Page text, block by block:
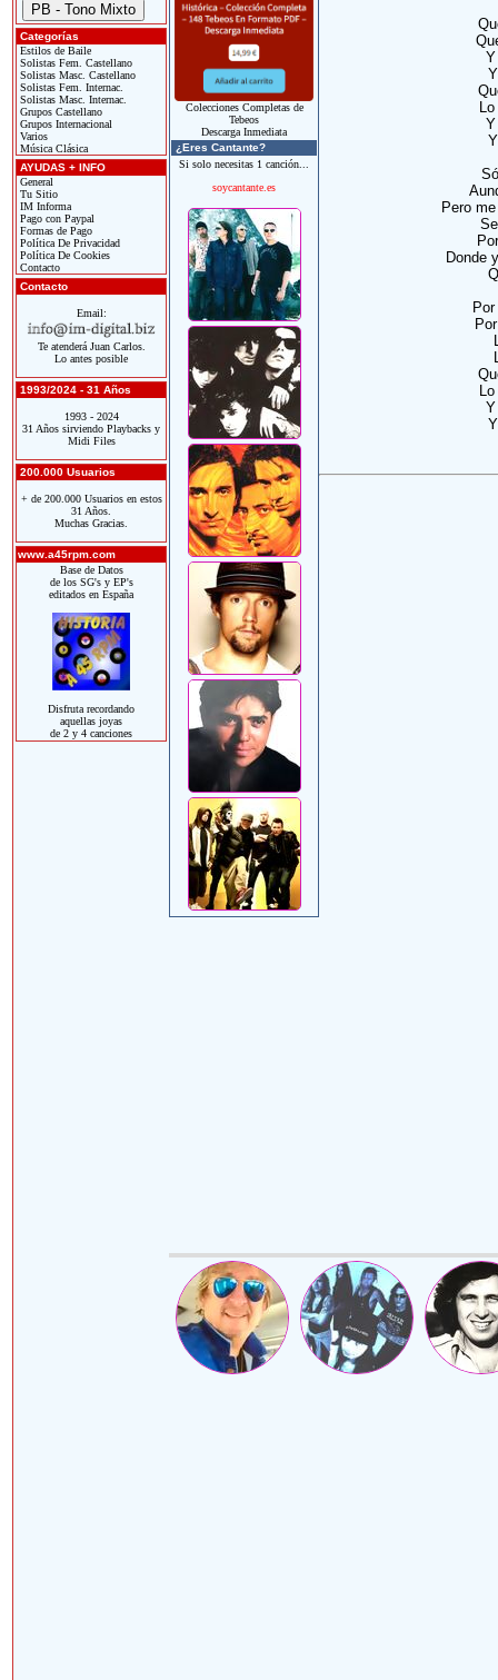
Categorías
Estilos de Baile
Solistas Fem. Castellano
Solistas Masc. Castellano
Solistas Fem. Internac.
Solistas Masc. Internac.
Grupos Castellano
Grupos Internacional
Varios
Música Clásica
AYUDAS + INFO
General
Tu Sitio
IM Informa
Pago con Paypal
Formas de Pago
Política De Privacidad
Política De Cookies
Contacto
Contacto
Email:
Te atenderá Juan Carlos.
Lo antes posible
1993/2024 - 31 Años
1993 - 2024
31 Años sirviendo Playbacks y
Midi Files
200.000 Usuarios
+ de 200.000 Usuarios en estos
31 Años.
Muchas Gracias.
www.a45rpm.com
Base de Datos
de los SG's y EP's
editados en España
Disfruta recordando
aquellas joyas
de 2 y 4 canciones
Colecciones Completas de
Tebeos
Descarga Inmediata
¿Eres Cantante?
Si solo necesitas 1 canción...
soycantante.es
Pero
Donde